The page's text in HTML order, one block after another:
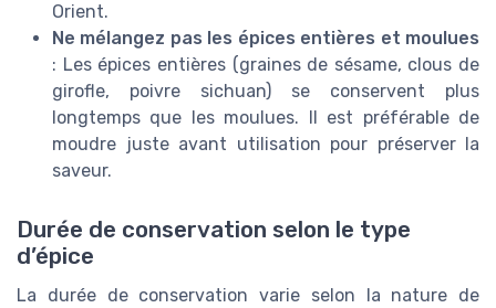
Orient.
Ne mélangez pas les épices entières et moulues
: Les épices entières (graines de sésame, clous de
girofle, poivre sichuan) se conservent plus
longtemps que les moulues. Il est préférable de
moudre juste avant utilisation pour préserver la
saveur.
Durée de conservation selon le type
d’épice
La durée de conservation varie selon la nature de